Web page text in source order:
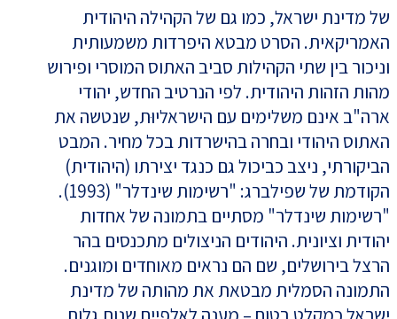
של מדינת ישראל, כמו גם של הקהילה היהודית
האמריקאית. הסרט מבטא היפרדות משמעותית
וניכור בין שתי הקהילות סביב האתוס המוסרי ופירוש
מהות הזהות היהודית. לפי הנרטיב החדש, יהודי
ארה"ב אינם משלימים עם הישראליוּת, שנטשה את
האתוס היהודי ובחרה בהישרדות בכל מחיר. המבט
הביקורתי, ניצב כביכול גם כנגד יצירתו (היהודית)
הקודמת של שפילברג: "רשימות שינדלר" (1993).
"רשימות שינדלר" מסתיים בתמונה של אחדות
יהודית וציונית. היהודים הניצולים מתכנסים בהר
הרצל בירושלים, שם הם נראים מאוחדים ומוגנים.
התמונה הסמלית מבטאת את מהותה של מדינת